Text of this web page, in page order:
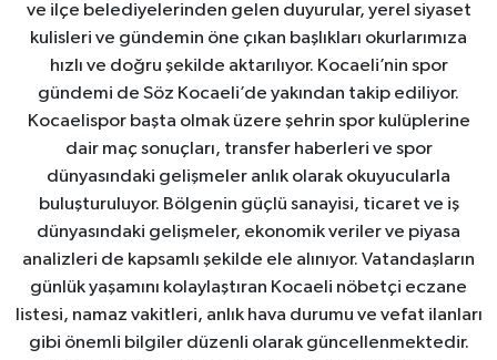
ve ilçe belediyelerinden gelen duyurular, yerel siyaset
kulisleri ve gündemin öne çıkan başlıkları okurlarımıza
hızlı ve doğru şekilde aktarılıyor. Kocaeli’nin spor
gündemi de Söz Kocaeli’de yakından takip ediliyor.
Kocaelispor başta olmak üzere şehrin spor kulüplerine
dair maç sonuçları, transfer haberleri ve spor
dünyasındaki gelişmeler anlık olarak okuyucularla
buluşturuluyor. Bölgenin güçlü sanayisi, ticaret ve iş
dünyasındaki gelişmeler, ekonomik veriler ve piyasa
analizleri de kapsamlı şekilde ele alınıyor. Vatandaşların
günlük yaşamını kolaylaştıran Kocaeli nöbetçi eczane
listesi, namaz vakitleri, anlık hava durumu ve vefat ilanları
gibi önemli bilgiler düzenli olarak güncellenmektedir.